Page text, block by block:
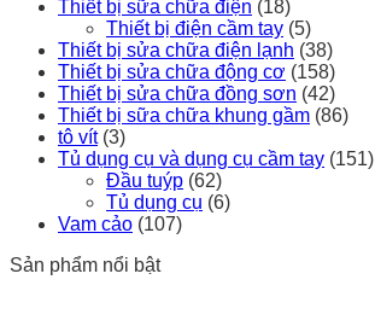
Thiết bị sữa chữa điện (18)
Thiết bị điện cầm tay (5)
Thiết bị sửa chữa điện lạnh (38)
Thiết bị sửa chữa động cơ (158)
Thiết bị sửa chữa đồng sơn (42)
Thiết bị sữa chữa khung gầm (86)
tô vít (3)
Tủ dụng cụ và dụng cụ cầm tay (151)
Đầu tuýp (62)
Tủ dụng cụ (6)
Vam cảo (107)
Sản phẩm nổi bật